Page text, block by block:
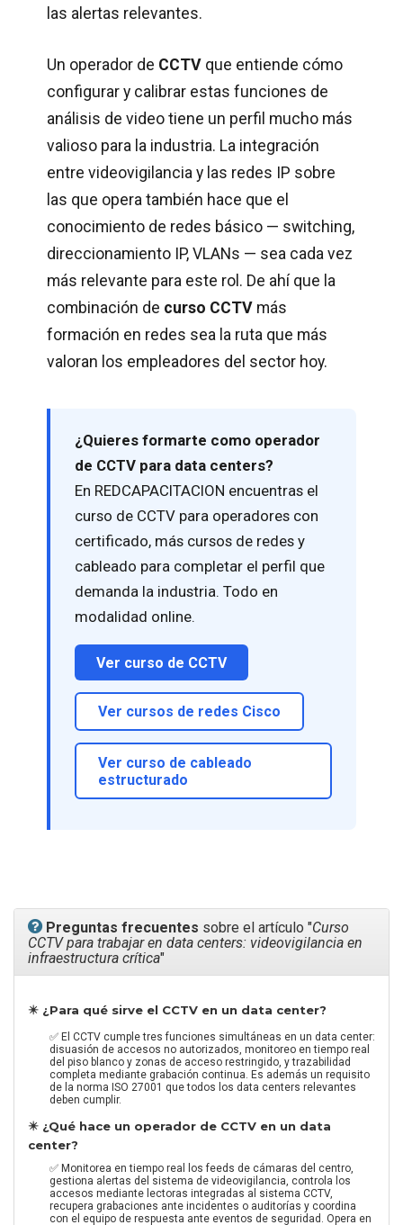
las alertas relevantes.
Un operador de CCTV que entiende cómo
configurar y calibrar estas funciones de
análisis de video tiene un perfil mucho más
valioso para la industria. La integración
entre videovigilancia y las redes IP sobre
las que opera también hace que el
conocimiento de redes básico — switching,
direccionamiento IP, VLANs — sea cada vez
más relevante para este rol. De ahí que la
combinación de curso CCTV más
formación en redes sea la ruta que más
valoran los empleadores del sector hoy.
¿Quieres formarte como operador
de CCTV para data centers?
En REDCAPACITACION encuentras el
curso de CCTV para operadores con
certificado, más cursos de redes y
cableado para completar el perfil que
demanda la industria. Todo en
modalidad online.
Ver curso de CCTV
Ver cursos de redes Cisco
Ver curso de cableado
estructurado
Preguntas frecuentes sobre el artículo "Curso
CCTV para trabajar en data centers: videovigilancia en
infraestructura crítica"
✴️ ¿Para qué sirve el CCTV en un data center?
✅ El CCTV cumple tres funciones simultáneas en un data center:
disuasión de accesos no autorizados, monitoreo en tiempo real
del piso blanco y zonas de acceso restringido, y trazabilidad
completa mediante grabación continua. Es además un requisito
de la norma ISO 27001 que todos los data centers relevantes
deben cumplir.
✴️ ¿Qué hace un operador de CCTV en un data
center?
✅ Monitorea en tiempo real los feeds de cámaras del centro,
gestiona alertas del sistema de videovigilancia, controla los
accesos mediante lectoras integradas al sistema CCTV,
recupera grabaciones ante incidentes o auditorías y coordina
con el equipo de respuesta ante eventos de seguridad. Opera en